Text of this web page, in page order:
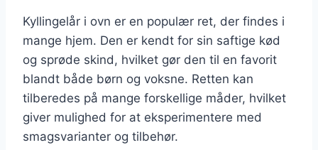
Kyllingelår i ovn er en populær ret, der findes i
mange hjem. Den er kendt for sin saftige kød
og sprøde skind, hvilket gør den til en favorit
blandt både børn og voksne. Retten kan
tilberedes på mange forskellige måder, hvilket
giver mulighed for at eksperimentere med
smagsvarianter og tilbehør.